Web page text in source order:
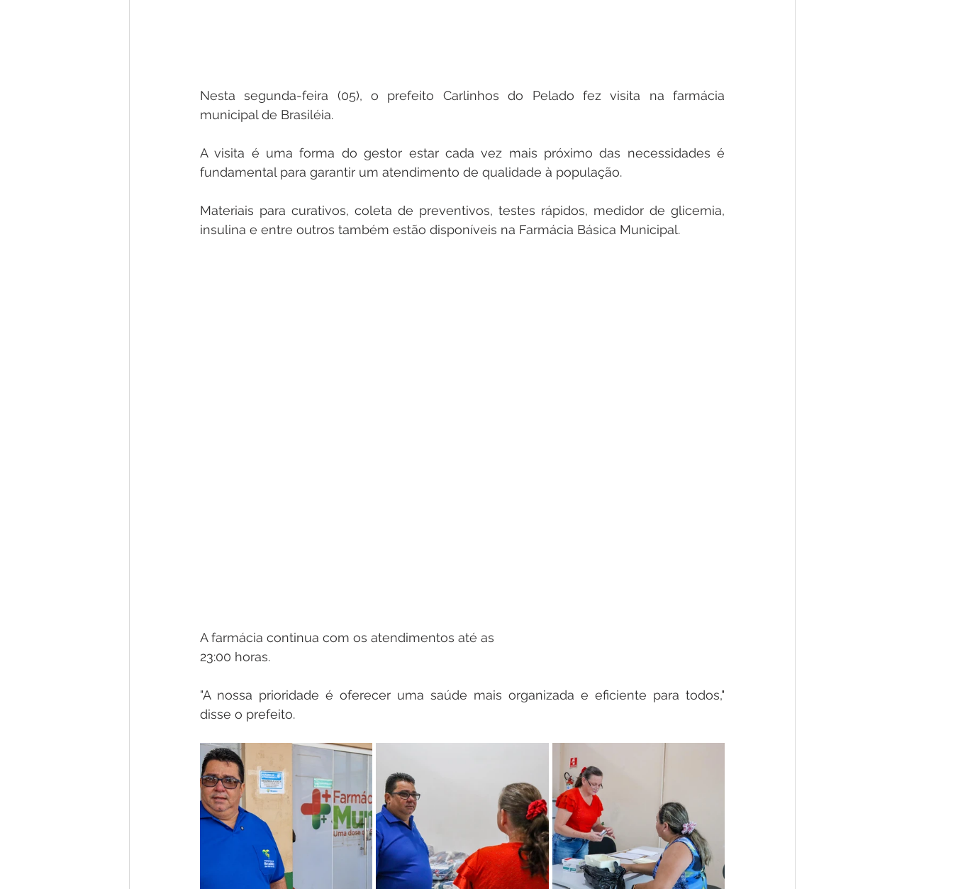
Nesta segunda-feira (05), o prefeito Carlinhos do Pelado fez visita na farmácia
municipal de Brasiléia.
A visita é uma forma do gestor estar cada vez mais próximo das necessidades é
fundamental para garantir um atendimento de qualidade à população.
Materiais para curativos, coleta de preventivos, testes rápidos, medidor de glicemia,
insulina e entre outros também estão disponíveis na Farmácia Básica Municipal.
A farmácia continua com os atendimentos até as
23:00 horas.
"A nossa prioridade é oferecer uma saúde mais organizada e eficiente para todos,"
disse o prefeito.